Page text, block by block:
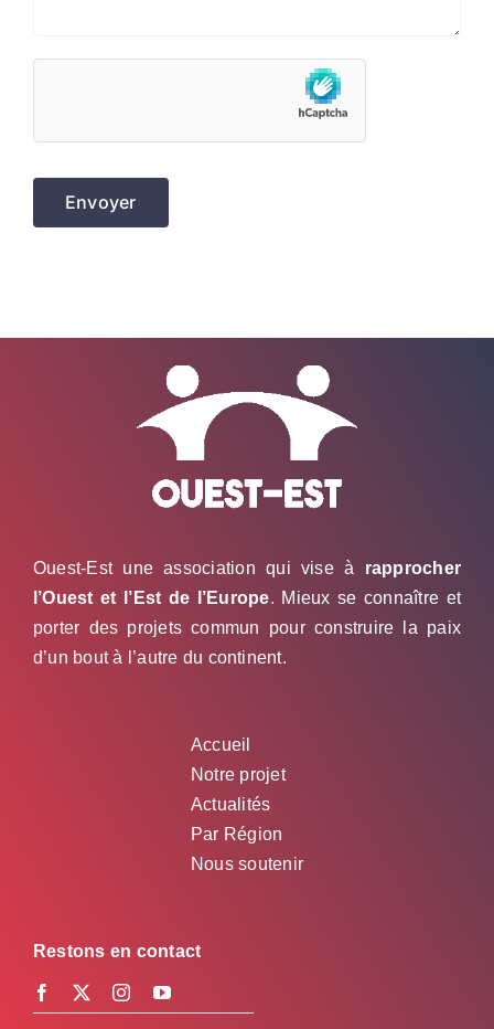
Ouest-Est une association qui vise à rapprocher
l’Ouest et l’Est de l’Europe. Mieux se connaître et
porter des projets commun pour construire la paix
d’un bout à l’autre du continent.
Accueil
Notre projet
Actualités
Par Région
Nous soutenir
Restons en contact